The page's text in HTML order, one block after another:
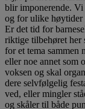
blir imponerende.
og for ulike høytider
Er det tid for
riktige tilbehøret her
for et tema sammen
eller noe annet som
voksen og skal
dere selvfølgelig
ved, eller mingler
og skåler til både